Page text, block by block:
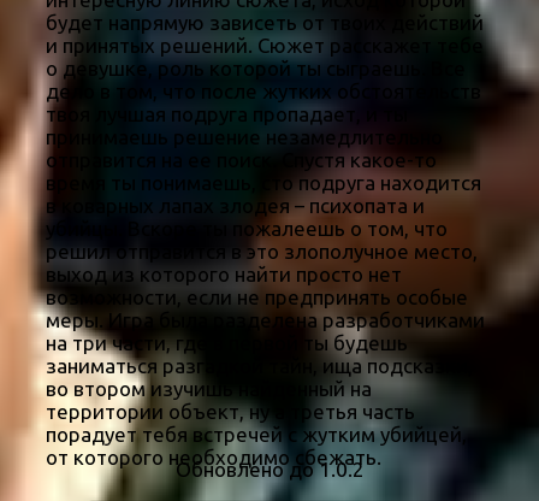
будет напрямую зависеть от твоих действий
и принятых решений. Сюжет расскажет тебе
о девушке, роль которой ты сыграешь. Все
дело в том, что после жутких обстоятельств
твоя лучшая подруга пропадает, и ты
принимаешь решение незамедлительно
отправится на ее поиск. Спустя какое-то
время ты понимаешь, сто подруга находится
в коварных лапах злодея – психопата и
убийцы. Вскоре ты пожалеешь о том, что
решил отправится в это злополучное место,
выход из которого найти просто нет
возможности, если не предпринять особые
меры. Игра была разделена разработчиками
на три части, где в первой ты будешь
заниматься разгадкой тайн, ища подсказки,
во втором изучишь найденный на
территории объект, ну а третья часть
порадует тебя встречей с жутким убийцей,
от которого необходимо сбежать.
Обновлено до 1.0.2